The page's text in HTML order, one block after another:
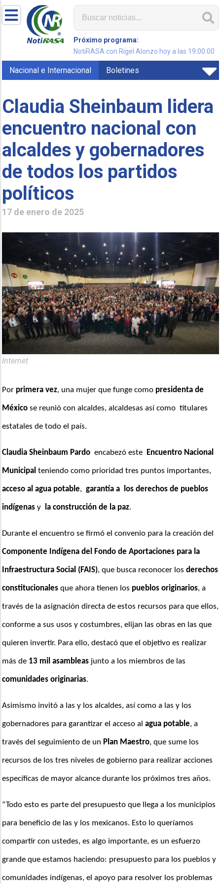
Próximo programa:
NotiRASA con Rigel Alonzo hoy a las 19:00:00
Nacional e Internacional Boletines
Claudia Sheinbaum lidera
encuentro nacional con
alcaldes y gobernadores
de todos los partidos
políticos
17 de enero de 2025
Internet
Por primera vez, una mujer que funge como presidenta de
México se reunió con alcaldes, alcaldesas así como  titulares
estatales de todo el país.
Claudia Sheinbaum Pardo encabezó este Encuentro Nacional
Municipal
acceso al agua potable, garantía a  los derechos de pueblos
indígenas y la construcción de la paz.
Componente Indígena del Fondo de Aportaciones para la
Infraestructura Social (FAIS), que busca reconocer los derechos
constitucionales que ahora tienen los pueblos originarios, a
través de la asignación directa de estos recursos para que ellos,
conforme a sus usos y costumbres, elijan las obras en las que
quieren invertir. Para ello, destacó que el objetivo es realizar
más de 13 mil asambleas
comunidades originarias.
Asimismo invitó a las y los alcaldes, así como a las y los
gobernadores para garantizar el acceso al agua potable, a
través del seguimiento de un Plan Maestro, que sume los
recursos de los tres niveles de gobierno para realizar acciones
específicas de mayor alcance durante los próximos tres años.
“Todo esto es parte del presupuesto que llega a los municipios
para beneficio de las y los mexicanos. Esto lo queríamos
compartir con ustedes, es algo importante, es un esfuerzo
grande que estamos haciendo: presupuesto para los pueblos y
comunidades indígenas, el apoyo para resolver los problemas